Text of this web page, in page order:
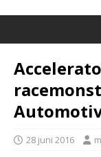
28 juni 2016